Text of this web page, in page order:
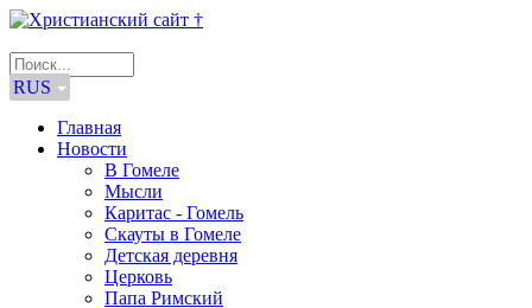
RUS
Главная
Новости
В Гомеле
Мысли
Каритас - Гомель
Скауты в Гомеле
Детская деревня
Церковь
Папа Римский